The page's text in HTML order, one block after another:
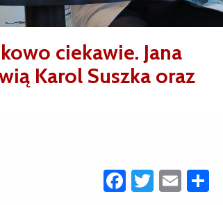
ciekawie. Jana
Karol Suszka oraz
Facebook
Twitter
Email